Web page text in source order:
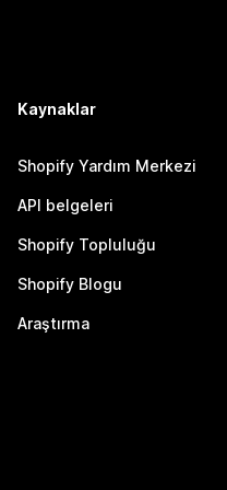
Kaynaklar
Shopify Yardım Merkezi
API belgeleri
Shopify Topluluğu
Shopify Blogu
Araştırma